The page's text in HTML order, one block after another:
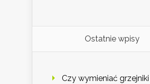
Ostatnie wpisy
Czy wymieniać